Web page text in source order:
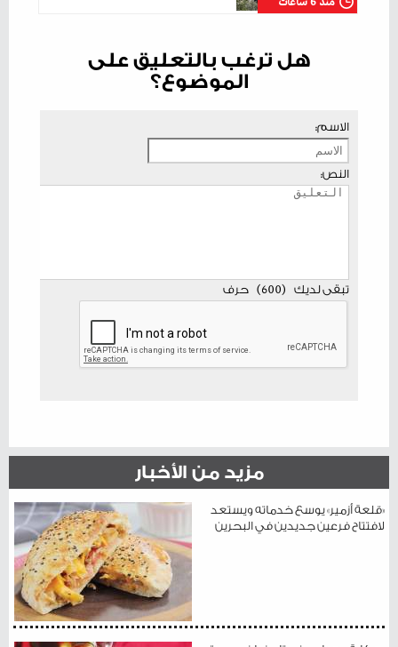
هل ترغب بالتعليق على
الموضوع؟
الاسم:
النص:
تبقى لديك (
600
) حرف
مزيد من الأخبار
«قلعة أزمير» يوسع خدماته ويستعد
لافتتاح فرعين جديدين في البحرين